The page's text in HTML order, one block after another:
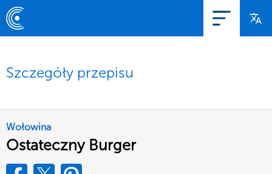
Szczegóły przepisu
Wołowina
Ostateczny Burger